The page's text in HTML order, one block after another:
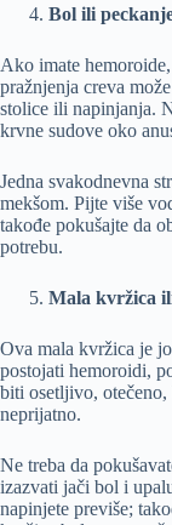
Bol ili
Ako imate
pražnjenja creva
stolice ili napinjanja.
krvne sudove oko
Jedna svakodnevna
mekšom. Pijte više
takođe pokušajte da
potrebu.
Mala kvržica
Ova mala kvržica je
postojati hemoroidi,
biti osetljivo,
neprijatno.
Ne treba da
izazvati jači bol i
napinjete previše;